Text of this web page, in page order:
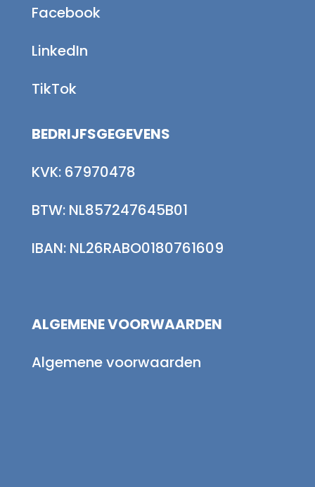
Facebook
LinkedIn
TikTok
BEDRIJFSGEGEVENS
KVK: 67970478
BTW: NL857247645B01
IBAN: NL26RABO0180761609
ALGEMENE VOORWAARDEN
Algemene voorwaarden